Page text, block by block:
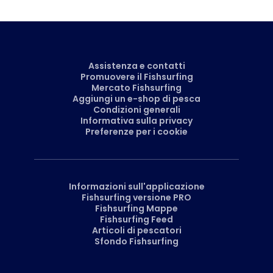
Assistenza e contatti
Promuovere il Fishsurfing
Mercato Fishsurfing
Aggiungi un e-shop di pesca
Condizioni generali
Informativa sulla privacy
Preferenze per i cookie
Informazioni sull'applicazione
Fishsurfing versione PRO
Fishsurfing Mappe
Fishsurfing Feed
Articoli di pescatori
Sfondo Fishsurfing